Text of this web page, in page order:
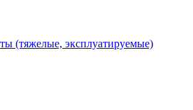
(тяжелые, эксплуатируемые)